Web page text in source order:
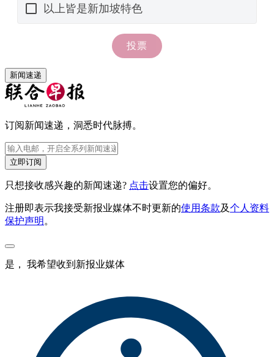
新闻速递
订阅新闻速递，洞悉时代脉搏。
立即订阅
只想接收感兴趣的新闻速递? 点击设置您的偏好。
注册即表示我接受新报业媒体不时更新的使用条款及个人资料
保护声明 。
是， 我希望收到新报业媒体